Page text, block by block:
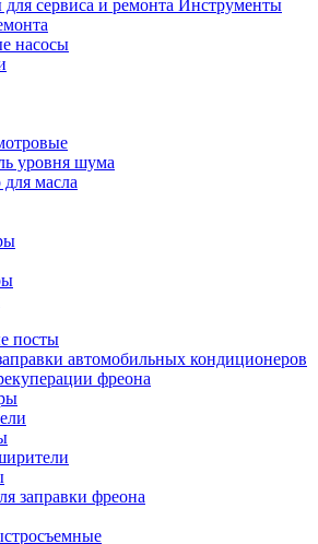
Инструменты
насосы
уровня шума
масла
посты
автомобильных кондиционеров
фреона
заправки фреона